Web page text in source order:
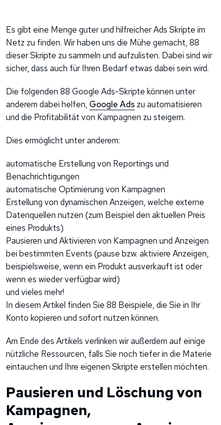
Es gibt eine Menge guter und hilfreicher Ads Skripte im
Netz zu finden. Wir haben uns die Mühe gemacht, 88
dieser Skripte zu sammeln und aufzulisten. Dabei sind wir
sicher, dass auch für Ihren Bedarf etwas dabei sein wird.
Die folgenden 88 Google Ads-Skripte können unter
anderem dabei helfen, Google Ads zu automatisieren
und die Profitabilität von Kampagnen zu steigern.
Dies ermöglicht unter anderem:
automatische Erstellung von Reportings und
Benachrichtigungen
automatische Optimierung von Kampagnen
Erstellung von dynamischen Anzeigen, welche externe
Datenquellen nutzen (zum Beispiel den aktuellen Preis
eines Produkts)
Pausieren und Aktivieren von Kampagnen und Anzeigen
bei bestimmten Events (pause bzw. aktiviere Anzeigen,
beispielsweise, wenn ein Produkt ausverkauft ist oder
wenn es wieder verfügbar wird)
und vieles mehr!
In diesem Artikel finden Sie 88 Beispiele, die Sie in Ihr
Konto kopieren und sofort nutzen können.
Am Ende des Artikels verlinken wir außerdem auf einige
nützliche Ressourcen, falls Sie noch tiefer in die Materie
eintauchen und Ihre eigenen Skripte erstellen möchten.
Pausieren und Löschung von
Kampagnen,